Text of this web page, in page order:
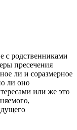
с родственниками
пресечения
ли и соразмерное
ли оно
или же это